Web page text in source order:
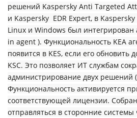
решений Kaspersky Anti Targeted
и Kaspersky EDR Expert, в
Linux и Windows был интегрирован
in agent ). Функциональность KEA
появится в KES, если его обновить
KSC. Это позволяет ИТ службам
администрирование двух решений
Функциональность активируется
соответствующей лицензии.
отправляться в сторонние системы